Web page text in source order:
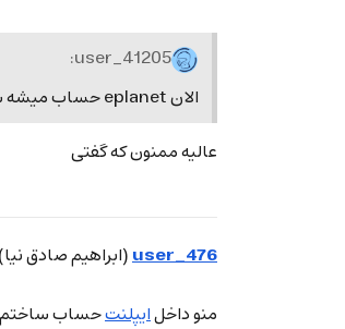
user_41205:
الان eplanet حساب میشه ساخت و دمو هم میده
عالیه ممنون که گفتی
user_476(ابراهیم صادق نیا)
منو داخلایپلنتحساب ساختم